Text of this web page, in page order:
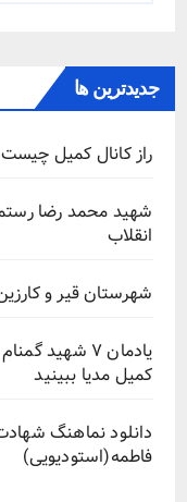
جدیدترین ها
راز کانال کمیل چیست
شهید محمد رضا
انقلاب
شهرستان قیر و
یادمان ۷
کمیل مدیا ببینید
دانلود نماهنگ
فاطمه(استودیویی)